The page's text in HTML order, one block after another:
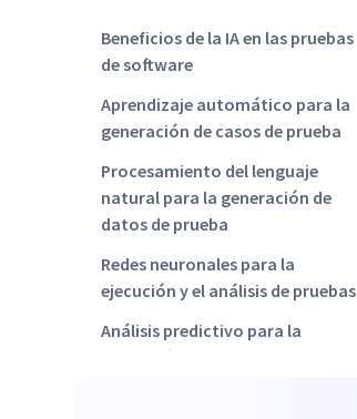
Beneficios de la IA en las pruebas
de software
Aprendizaje automático para la
generación de casos de prueba
Procesamiento del lenguaje
natural para la generación de
datos de prueba
Redes neuronales para la
ejecución y el análisis de pruebas
Análisis predictivo para la
predicción de defectos